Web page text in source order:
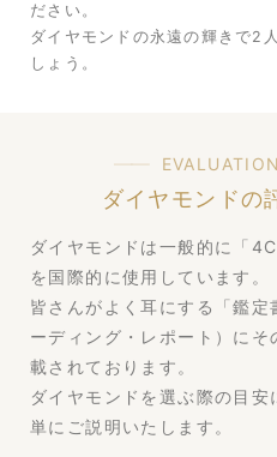
ださい。
ダイヤモンドの永遠の輝きで2
しょう。
ダイヤモンドの
ダイヤモンドは一般的に「
を国際的に使用しています。
皆さんがよく耳にする「鑑
ーディング・レポート）に
載されております。
ダイヤモンドを選ぶ際の目
単にご説明いたします。